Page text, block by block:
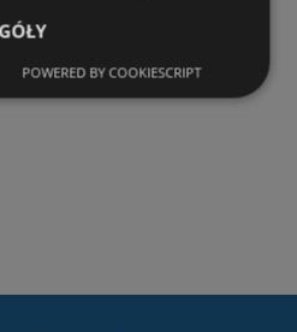
POWERED BY COOKIESCRIPT